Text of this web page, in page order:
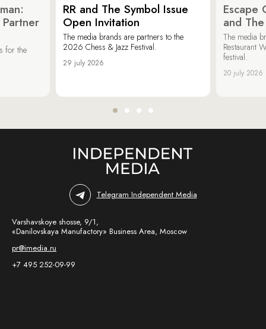
Partner
for the
RR and The Symbol Issue
Open Invitation
The media brands are partners to the
2026 Chess & Jazz Festival.
29 july 2026
Escape
and
The media
Restaurant
festival.
20 july 2026
Telegram Independent Media
Varshavskoye shosse, 9/1,
«Danilovskaya Manufactory» Business Area, Moscow
pr@imedia.ru
+7 495 252-09-99